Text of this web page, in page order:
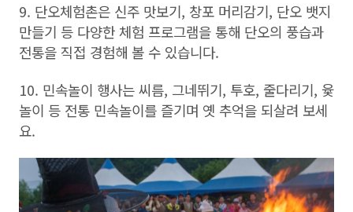
9. 단오체험촌은 신주 맛보기, 창포 머리감기, 단오 뱃지
만들기 등 다양한 체험 프로그램을 통해 단오의 풍습과
전통을 직접 경험해 볼 수 있습니다.
10. 민속놀이 행사는 씨름, 그네뛰기, 투호, 줄다리기, 윷
놀이 등 전통 민속놀이를 즐기며 옛 추억을 되살려 보세
요.